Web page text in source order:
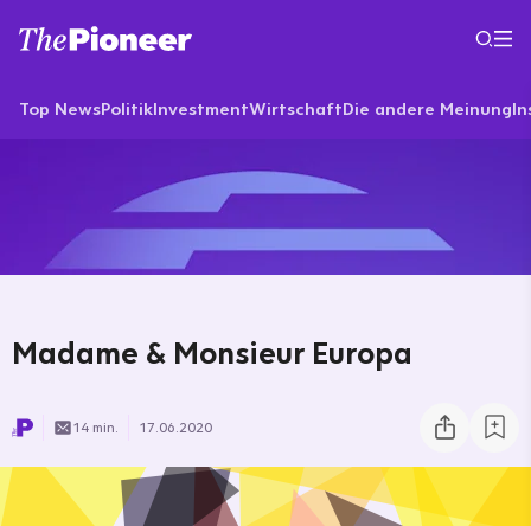
Top NewsPolitikInvestmentWirtschaftDie andere Meinung
Madame & Monsieur Europa
14 min. 17.06.2020